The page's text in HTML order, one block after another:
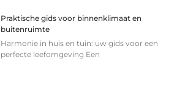
Praktische gids voor binnenklimaat en
buitenruimte
Harmonie in huis en tuin: uw gids voor een
perfecte leefomgeving Een